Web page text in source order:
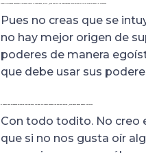
Viendo “Orígenes secretos” podemos intuir la respuesta, pero… ¿eres más de los superhéroes con poderes o de los que se hacen a sí mismos?
Pues no creas que se
no hay mejor origen de
poderes de manera
que debe usar sus
El humor está presente en todos tus trabajos, a pesar de tratar temas que son muy serios. ¿Se puede hacer humor de todo?
Con todo todito. No creo
que si no nos gusta oír